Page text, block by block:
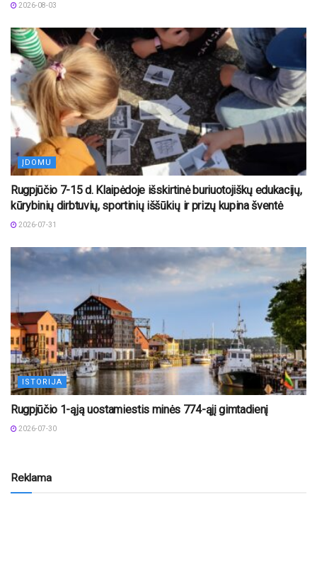
2026-08-03
ĮDOMU
Rugpjūčio 7-15 d. Klaipėdoje išskirtinė buriuotojiškų edukacijų,
kūrybinių dirbtuvių, sportinių iššūkių ir prizų kupina šventė
2026-07-31
ISTORIJA
Rugpjūčio 1-ąją uostamiestis minės 774-ąjį gimtadienį
2026-07-30
Reklama